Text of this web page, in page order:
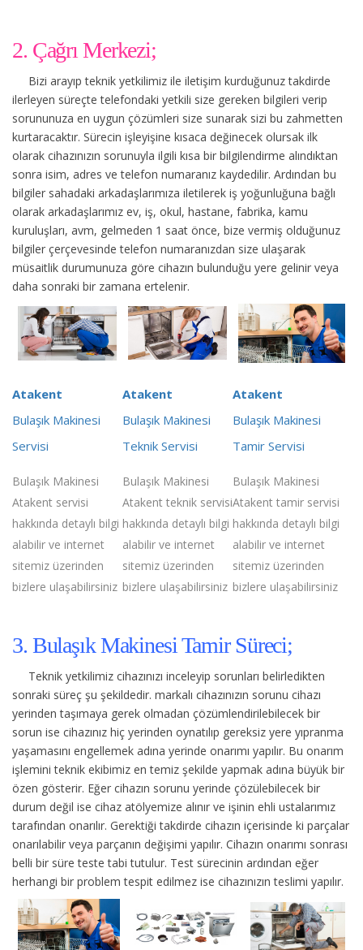
2. Çağrı Merkezi;
Bizi arayıp teknik yetkilimiz ile iletişim kurduğunuz takdirde
ilerleyen süreçte telefondaki yetkili size gereken bilgileri verip
sorununuza en uygun çözümleri size sunarak sizi bu zahmetten
kurtaracaktır. Sürecin işleyişine kısaca değinecek olursak ilk
olarak cihazınızın sorunuyla ilgili kısa bir bilgilendirme alındıktan
sonra isim, adres ve telefon numaranız kaydedilir. Ardından bu
bilgiler sahadaki arkadaşlarımıza iletilerek iş yoğunluğuna bağlı
olarak arkadaşlarımız ev, iş, okul, hastane, fabrika, kamu
kuruluşları, avm, gelmeden 1 saat önce, bize vermiş olduğunuz
bilgiler çerçevesinde telefon numaranızdan size ulaşarak
müsaitlik durumunuza göre cihazın bulunduğu yere gelinir veya
daha sonraki bir zamana ertelenir.
Atakent
Bulaşık Makinesi
Servisi
Bulaşık Makinesi
Atakent servisi
hakkında detaylı bilgi
alabilir ve internet
sitemiz üzerinden
bizlere ulaşabilirsiniz
Atakent
Bulaşık Makinesi
Teknik Servisi
Bulaşık Makinesi
Atakent teknik servisi
hakkında detaylı bilgi
alabilir ve internet
sitemiz üzerinden
bizlere ulaşabilirsiniz
Atakent
Bulaşık Makinesi
Tamir Servisi
Bulaşık Makinesi
Atakent tamir servisi
hakkında detaylı bilgi
alabilir ve internet
sitemiz üzerinden
bizlere ulaşabilirsiniz
3. Bulaşık Makinesi Tamir Süreci;
Teknik yetkilimiz cihazınızı inceleyip sorunları belirledikten
sonraki süreç şu şekildedir. markalı cihazınızın sorunu cihazı
yerinden taşımaya gerek olmadan çözümlendirilebilecek bir
sorun ise cihazınız hiç yerinden oynatılıp gereksiz yere yıpranma
yaşamasını engellemek adına yerinde onarımı yapılır. Bu onarım
işlemini teknik ekibimiz en temiz şekilde yapmak adına büyük bir
özen gösterir. Eğer cihazın sorunu yerinde çözülebilecek bir
durum değil ise cihaz atölyemize alınır ve işinin ehli ustalarımız
tarafından onarılır. Gerektiği takdirde cihazın içerisinde ki parçalar
onarılabilir veya parçanın değişimi yapılır. Cihazın onarımı sonrası
belli bir süre teste tabi tutulur. Test sürecinin ardından eğer
herhangi bir problem tespit edilmez ise cihazınızın teslimi yapılır.